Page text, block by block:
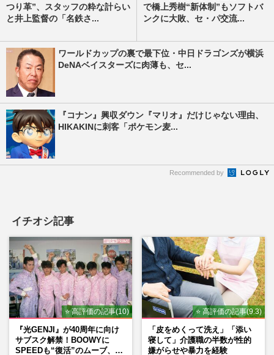
つり革”、スタッフの粋な計らい
と井上監督の「名鉄さ...
で橋上秀樹“新体制”もソフトバ
ンクに大敗、セ・パ交流...
ワールドカップの裏で最下位・中日ドラゴンズが横浜
DeNAベイスターズに肉薄も、セ...
『コナン』興収ダウン『マリオ』だけじゃない理由、
HIKAKINに刺客「ポケモン麦...
Recommended by
イチオシ記事
⭐ 高評価の記事(10)
『光GENJI』が40周年に向け
サブスク解禁！BOOWYに
SPEEDも“復活”のムーブ、本
⭐ 高評価の記事(9.3)
「皮をめくって洗え」「添い
寝して」介護職の半数が性的
嫌がらせや暴力を経験